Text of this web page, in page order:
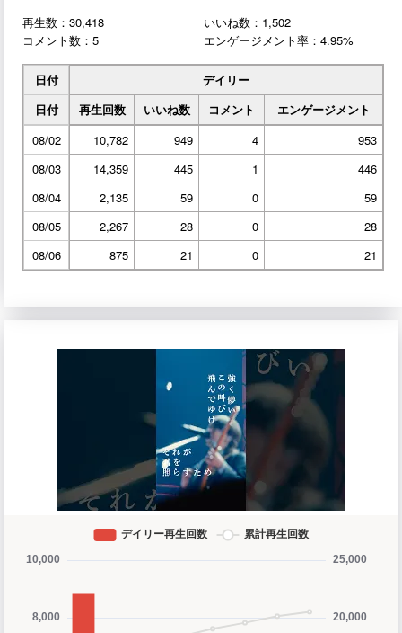
再生数：30,418
いいね数：1,502
コメント数：5
エンゲージメント率：4.95%
日付
デイリー
日付
再生回数 いいね数 コメント
エンゲージメント
08/02
10,782 949 4
953
08/03
14,359 445 1
446
08/04
2,135 59 0
59
08/05
2,267 28 0
28
08/06
875 21 0 21